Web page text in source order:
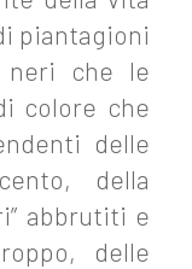
piantagioni
neri che le
colore che
delle
della
abbrutiti e
delle